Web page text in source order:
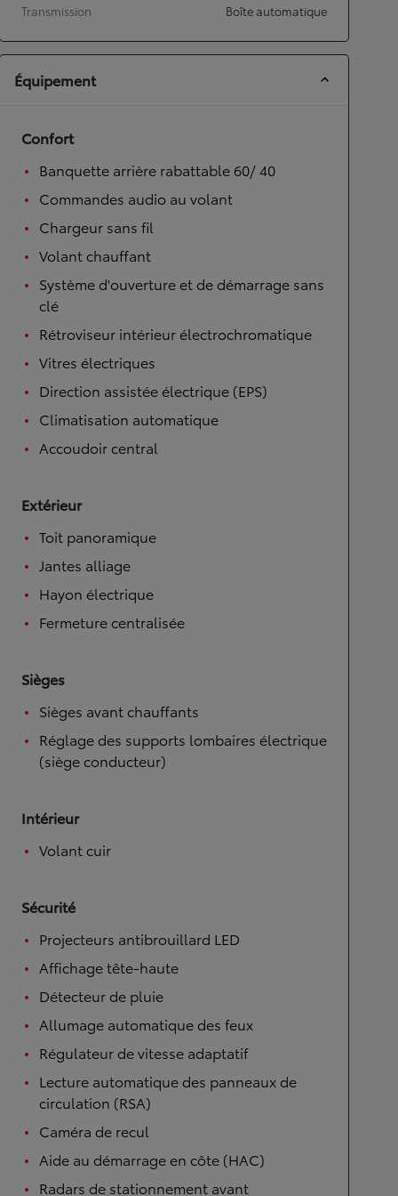
Transmission
Boîte automatique
Équipement
Confort
Banquette arrière rabattable 60/ 40
Commandes audio au volant
Chargeur sans fil
Volant chauffant
Système d'ouverture et de démarrage sans
clé
Rétroviseur intérieur électrochromatique
Vitres électriques
Direction assistée électrique (EPS)
Climatisation automatique
Accoudoir central
Extérieur
Toit panoramique
Jantes alliage
Hayon électrique
Fermeture centralisée
Sièges
Sièges avant chauffants
Réglage des supports lombaires électrique
(siège conducteur)
Intérieur
Volant cuir
Sécurité
Projecteurs antibrouillard LED
Affichage tête-haute
Détecteur de pluie
Allumage automatique des feux
Régulateur de vitesse adaptatif
Lecture automatique des panneaux de
circulation (RSA)
Caméra de recul
Aide au démarrage en côte (HAC)
Radars de stationnement avant